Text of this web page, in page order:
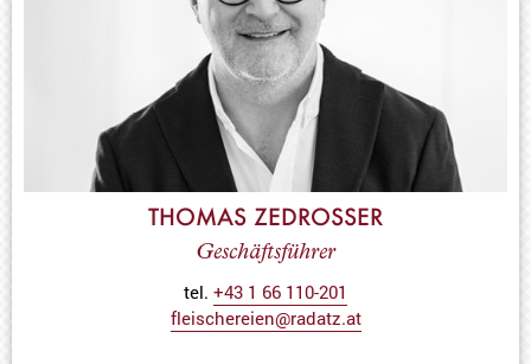
THOMAS ZEDROSSER
Geschäftsführer
tel. +43 1 66 110-201
fleischereien@radatz.at